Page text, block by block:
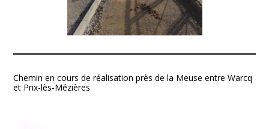
Chemin en cours de réalisation près de la Meuse entre Warcq
et Prix-lès-Mézières